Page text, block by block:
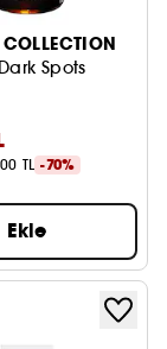
Spots
Serum
TL -70%
Ekle